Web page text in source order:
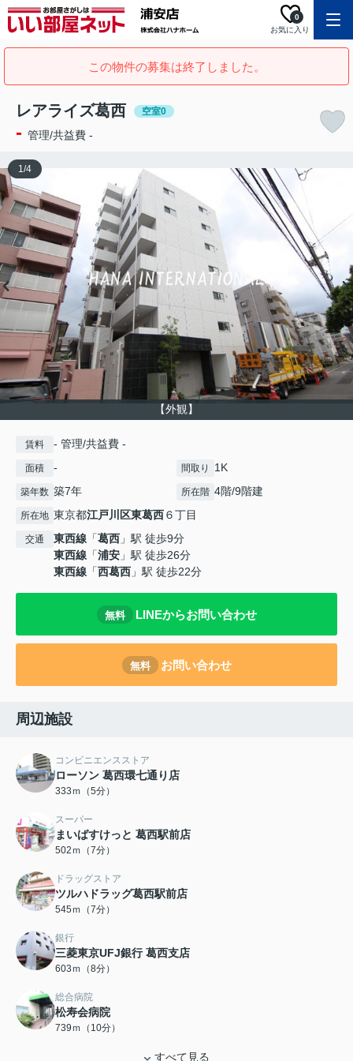
お気に入り
0
この物件の募集は終了しました。
レアライズ葛西 空室0
- 管理/共益費 -
【外観】
1/4
賃料 - 管理/共益費 -
面積 - 間取り 1K
築年数 築7年 所在階 4階/9階建
所在地 東京都江戸川区東葛西６丁目
交通 東西線 「葛西 」駅 徒歩9分
東西線 「浦安 」駅 徒歩26分
東西線 「西葛西 」駅 徒歩22分
無料 LINEからお問い合わせ
無料 お問い合わせ
周辺施設
コンビニエンスストア
ローソン 葛西環七通り店
333ｍ（5分）
スーパー
まいばすけっと 葛西駅前店
502ｍ（7分）
ドラッグストア
ツルハドラッグ葛西駅前店
545ｍ（7分）
銀行
三菱東京UFJ銀行 葛西支店
603ｍ（8分）
総合病院
松寿会病院
739ｍ（10分）
すべて見る